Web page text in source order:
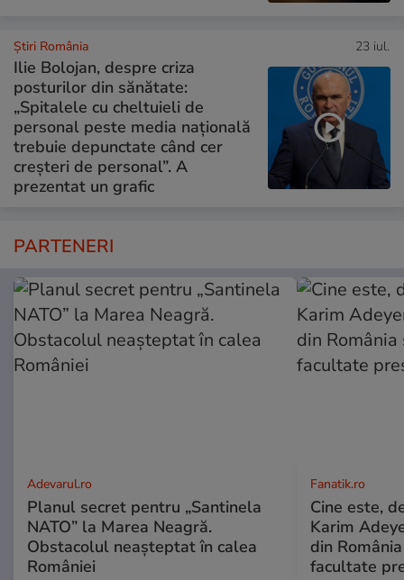
Știri România 23 iul.
Ilie Bolojan, despre criza
posturilor din sănătate:
„Spitalele cu cheltuieli de
personal peste media națională
trebuie depunctate când cer
creșteri de personal”. A
prezentat un grafic
PARTENERI
Adevarul.ro
Planul secret pentru „Santinela
NATO” la Marea Neagră.
Obstacolul neașteptat în calea
României
Fanatik.ro
Cine este,
Karim
din
facultate